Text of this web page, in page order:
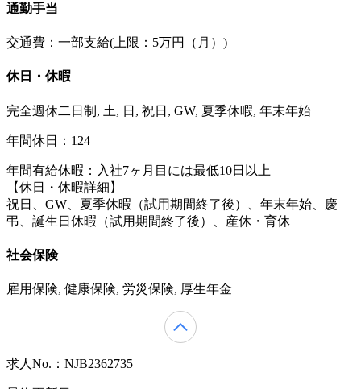
通勤手当
交通費：一部支給(上限：5万円（月）)
休日・休暇
完全週休二日制, 土, 日, 祝日, GW, 夏季休暇, 年末年始
年間休日：124
年間有給休暇：入社7ヶ月目には最低10日以上
【休日・休暇詳細】
祝日、GW、夏季休暇（試用期間終了後）、年末年始、慶
弔、誕生日休暇（試用期間終了後）、産休・育休
社会保険
雇用保険, 健康保険, 労災保険, 厚生年金
求人No.：NJB2362735